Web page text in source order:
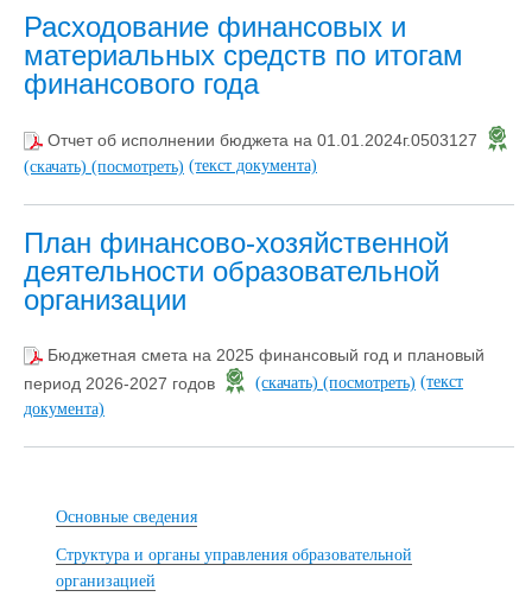
Расходование финансовых и
материальных средств по итогам
финансового года
Отчет об исполнении бюджета на 01.01.2024г.0503127
(скачать) (посмотреть) (текст документа)
План финансово-хозяйственной
деятельности образовательной
организации
Бюджетная смета на 2025 финансовый год и плановый
период 2026-2027 годов
(скачать) (посмотреть) (текст
документа)
Основные сведения
Структура и органы управления образовательной
организацией